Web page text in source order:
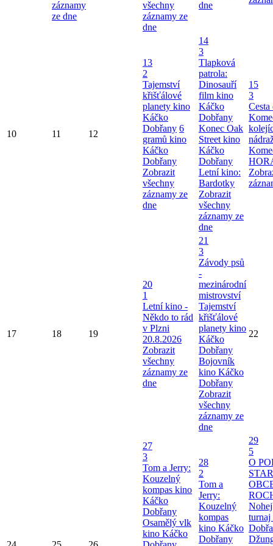
záznamy
ze dne
všechny
záznamy ze
dne
dne
10 11 12
13
2
Tajemství
křišťálové
planety kino
Káčko
Dobřany 6
gramů kino
Káčko
Dobřany
Zobrazit
všechny
záznamy ze
dne
14
3
Tlapková
patrola:
Dinosauří
film kino
Káčko
Dobřany
Konec Oak
Street kino
Káčko
Dobřany
Letní kino:
Bardotky
Zobrazit
všechny
záznamy ze
dne
15
3
Cesta
17 18 19
20
1
Letní kino -
Někdo to rád
v Plzni
20.8.2026
Zobrazit
všechny
záznamy ze
dne
21
3
Závody psů
-
mezinárodní
mistrovství
Tajemství
křišťálové
planety kino
Káčko
Dobřany
Bojovník
kino Káčko
Dobřany
Zobrazit
všechny
záznamy ze
dne
22
27
3
Tom a Jerry:
Kouzelný
kompas kino
Káčko
Dobřany
Osamělý vlk
kino Káčko
28
2
Tom a
Jerry:
Kouzelný
kompas
kino Káčko
Dobřany
29
5
O